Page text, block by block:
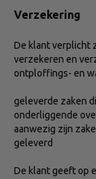
Verzekering
De klant verplicht
verzekeren en
ontploffings- en
geleverde zaken
onderliggende
aanwezig zijn
geleverd
De klant geeft op